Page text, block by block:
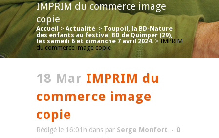
IMPRIM du commerce image
copie
Accueil > Actualité > Toupoil, la BD-Nature
des enfants au festival BD de Quimper (29),
les samedi 6 et dimanche 7 avril 2024. > IMPRIM
du commerce image copie
18 Mar IMPRIM du
commerce image
copie
Rédigé le 16:01h dans par Serge Monfort
0